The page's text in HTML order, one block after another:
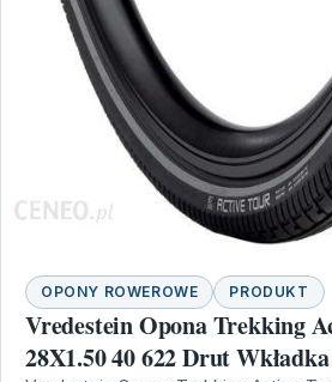
OPONY ROWEROWE PRODUKT
Vredestein Opona Trekking
28X1.50 40 622 Drut